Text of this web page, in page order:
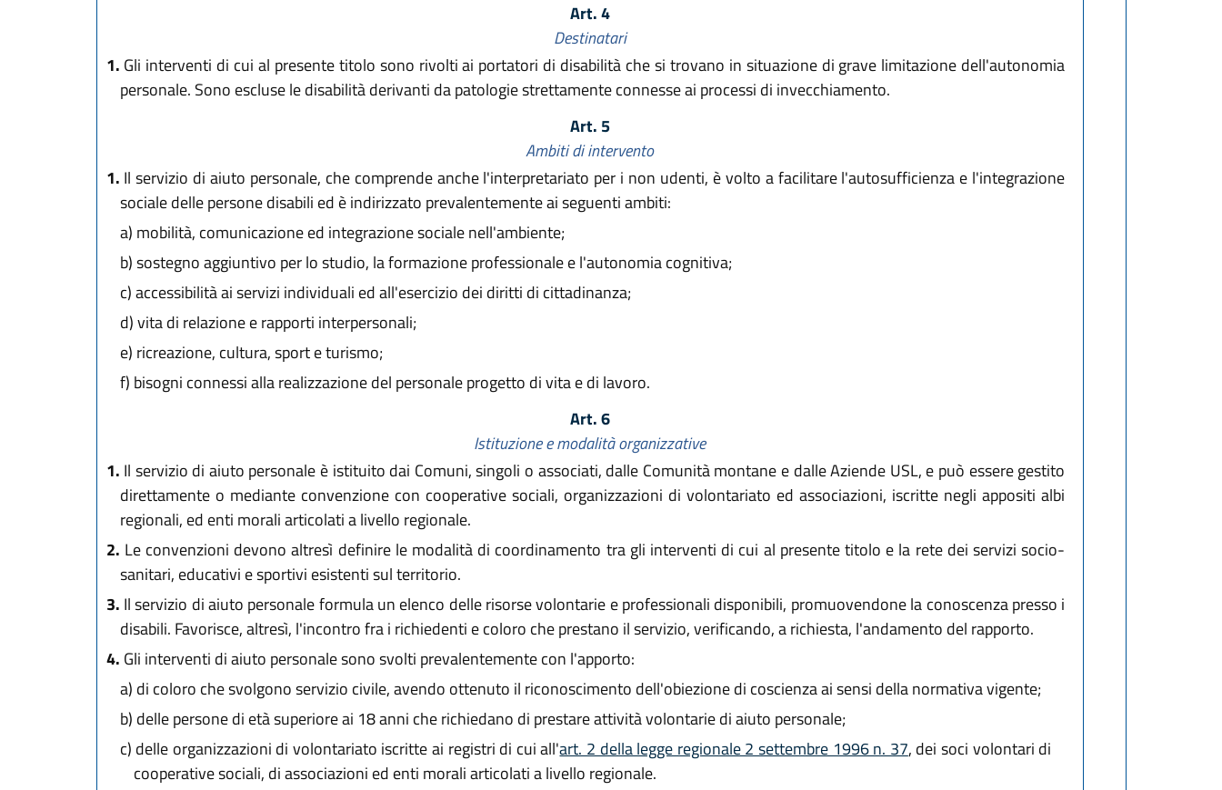
Art. 4
Destinatari
1. Gli interventi di cui al presente titolo sono rivolti ai portatori di disabilità che si trovano in situazione di grave limitazione dell'autonomia
personale. Sono escluse le disabilità derivanti da patologie strettamente connesse ai processi di invecchiamento.
Art. 5
Ambiti di intervento
1. Il servizio di aiuto personale, che comprende anche l'interpretariato per i non udenti, è volto a facilitare l'autosufficienza e l'integrazione
sociale delle persone disabili ed è indirizzato prevalentemente ai seguenti ambiti:
a) mobilità, comunicazione ed integrazione sociale nell'ambiente;
b)sostegno aggiuntivo per lo studio, la formazione professionale e l'autonomia cognitiva;
c)accessibilità ai servizi individuali ed all'esercizio dei diritti di cittadinanza;
d)vita di relazione e rapporti interpersonali;
e) ricreazione, cultura, sport e turismo;
f) bisogni connessi alla realizzazione del personale progetto di vita e di lavoro.
Art. 6
Istituzione e modalità organizzative
1. Il servizio di aiuto personale è istituito dai Comuni, singoli o associati, dalle Comunità montane e dalle Aziende USL, e può essere gestito
direttamente o mediante convenzione con cooperative sociali, organizzazioni di volontariato ed associazioni, iscritte negli appositi albi
regionali, ed enti morali articolati a livello regionale.
2. Le convenzioni devono altresì definire le modalità di coordinamento tra gli interventi di cui al presente titolo e la rete dei servizi socio-
sanitari, educativi e sportivi esistenti sul territorio.
3. Il servizio di aiuto personale formula un elenco delle risorse volontarie e professionali disponibili, promuovendone la conoscenza presso i
disabili. Favorisce, altresì, l'incontro fra i richiedenti e coloro che prestano il servizio, verificando, a richiesta, l'andamento del rapporto.
4. Gli interventi di aiuto personale sono svolti prevalentemente con l'apporto:
a) di coloro che svolgono servizio civile, avendo ottenuto il riconoscimento dell'obiezione di coscienza ai sensi della normativa vigente;
b) delle persone di età superiore ai 18 anni che richiedano di prestare attività volontarie di aiuto personale;
c) delle organizzazioni di volontariato iscritte ai registri di cui all'art. 2 della legge regionale 2 settembre 1996 n. 37, dei soci volontari di
cooperative sociali, di associazioni ed enti morali articolati a livello regionale.